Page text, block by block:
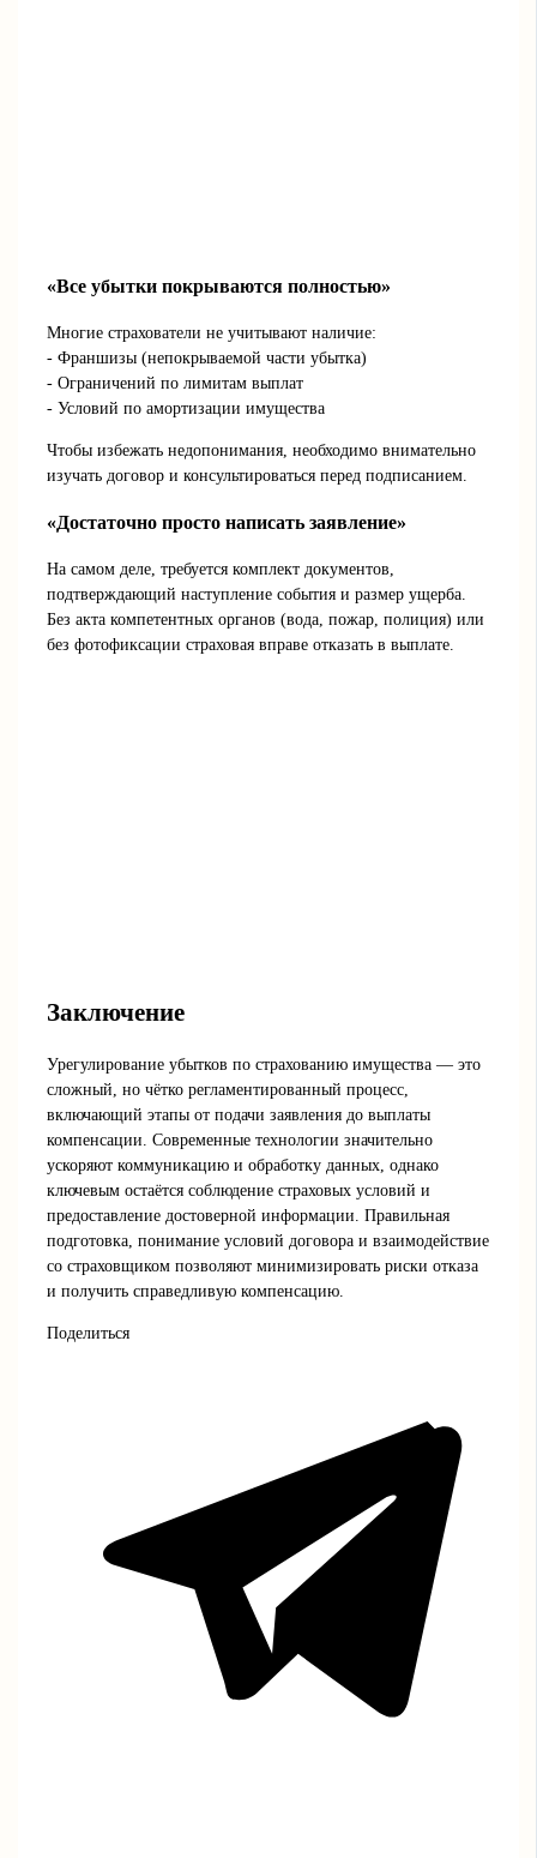
«Все убытки покрываются полностью»
Многие страхователи не учитывают наличие:
- Франшизы (непокрываемой части убытка)
- Ограничений по лимитам выплат
- Условий по амортизации имущества
Чтобы избежать недопонимания, необходимо внимательно
изучать договор и консультироваться перед подписанием.
«Достаточно просто написать заявление»
На самом деле, требуется комплект документов,
подтверждающий наступление события и размер ущерба.
Без акта компетентных органов (вода, пожар, полиция) или
без фотофиксации страховая вправе отказать в выплате.
Заключение
Урегулирование убытков по страхованию имущества — это
сложный, но чётко регламентированный процесс,
включающий этапы от подачи заявления до выплаты
компенсации. Современные технологии значительно
ускоряют коммуникацию и обработку данных, однако
ключевым остаётся соблюдение страховых условий и
предоставление достоверной информации. Правильная
подготовка, понимание условий договора и взаимодействие
со страховщиком позволяют минимизировать риски отказа
и получить справедливую компенсацию.
Поделиться